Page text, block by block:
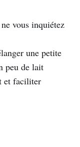
vous inquiétez
une petite
peu de lait
et faciliter